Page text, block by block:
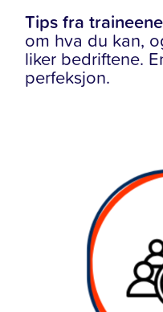
Tips fra
om hva du kan,
liker bedriftene.
perfeksjon.